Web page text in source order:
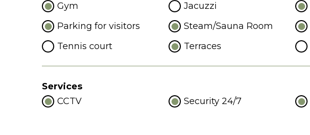
Gym
Jacuzzi
Parking for visitors
Steam/Sauna Room
Tennis court
Terraces
Services
CCTV
Security 24/7